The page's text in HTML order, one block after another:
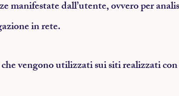
manifestate dall’utente, ovvero per
in rete.
vengono utilizzati sui siti realizzati